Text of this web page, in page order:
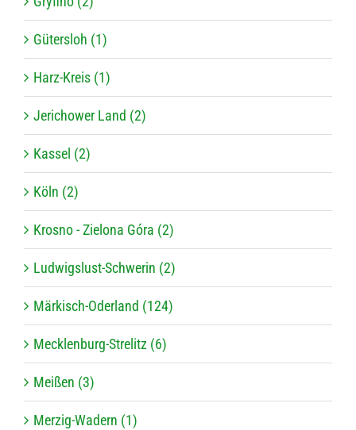
Gütersloh (1)
Harz-Kreis (1)
Jerichower Land (2)
Kassel (2)
Köln (2)
Krosno - Zielona Góra (2)
Ludwigslust-Schwerin (2)
Märkisch-Oderland (124)
Mecklenburg-Strelitz (6)
Meißen (3)
Merzig-Wadern (1)